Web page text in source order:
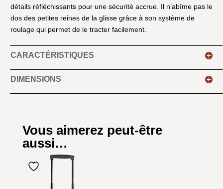
détails réfléchissants pour une sécurité accrue. Il n’abîme pas le
dos des petites reines de la glisse grâce à son système de
roulage qui permet de le tracter facilement.
CARACTÉRISTIQUES
DIMENSIONS
Vous aimerez peut-être
aussi…